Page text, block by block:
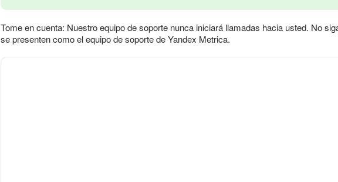
Tome en cuenta: Nuestro equipo de soporte nunca iniciará llamadas hacia usted. No
se presenten como el equipo de soporte de Yandex Metrica.